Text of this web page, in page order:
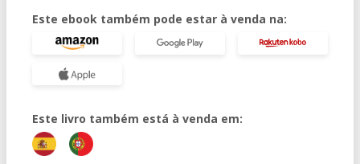
Este ebook também pode estar à venda na:
Este livro também está à venda em: